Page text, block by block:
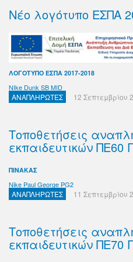
Νέο λογότυπο ΕΣΠΑ
ΛΟΓΟΤΥΠΟ ΕΣΠΑ 2017-2018
NIke Dunk SB MID
ΑΝΑΠΛΗΡΩΤΕΣ 12 Σεπτεμβρίου
Τοποθετήσεις
εκπαιδευτικών ΠΕ60
ΠΙΝΑΚΑΣ
Nike Paul George PG2
ΑΝΑΠΛΗΡΩΤΕΣ 11 Σεπτεμβρίου
Τοποθετήσεις
εκπαιδευτικών ΠΕ70